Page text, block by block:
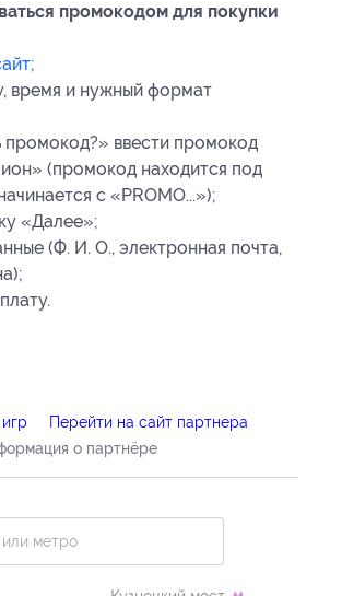
промокодом для покупки
;
время и нужный формат
ввести промокод
(промокод находится под
с «PROMO...»);
«Далее»;
(Ф. И. О., электронная почта,
Перейти на сайт партнера
о партнёре